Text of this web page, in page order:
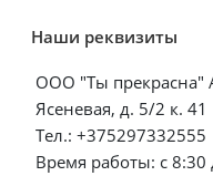
Наши реквизиты
ООО "Ты прекрасна"
Ясеневая, д. 5/2 к. 41
Тел.: +375297332555
Время работы: с 8:30